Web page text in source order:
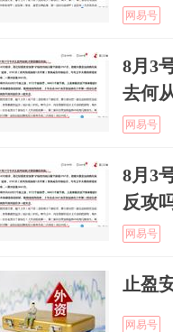
网易号
8月3
去何
网易号
8月3
反攻
网易号
止盈
网易号